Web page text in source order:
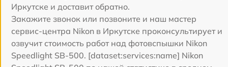
Иркутске и доставит обратно.
Закажите звонок или позвоните и наш мастер
сервис-центра Nikon в Иркутске проконсультирует и
озвучит стоимость работ над фотовспышки Nikon
Speedlight SB-500. [dataset:services:name] Nikon